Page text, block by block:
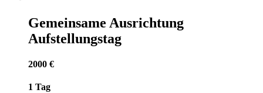
Gemeinsame Ausrichtung
Aufstellungstag
2000 €
1 Tag